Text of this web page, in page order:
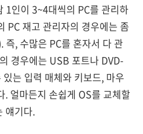
1인이 3~4대씩의 PC를 관리하
PC 재고 관리자의 경우에는 좀
즉, 수많은 PC를 혼자서 다 관
경우에는 USB 포트나 DVD-
는 입력 매체와 키보드, 마우
. 얼마든지 손쉽게 OS를 교체할
얘기다.